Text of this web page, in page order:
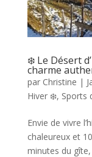
❄️ Le Désert
charme
par Christine |
Hiver ❄️, Sports
Envie de vivre
chaleureux et
minutes du